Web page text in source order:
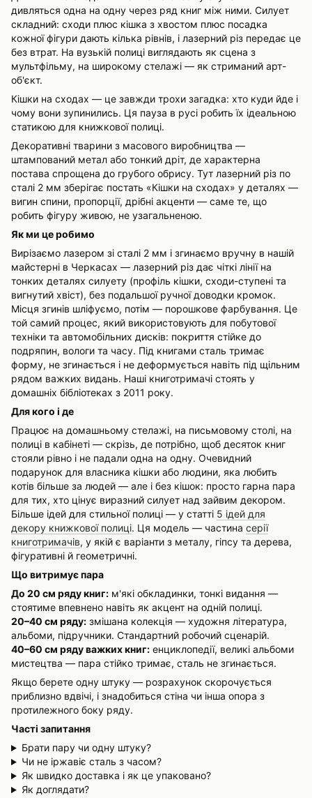
дивляться одна на одну через ряд книг між ними. Силует
складний: сходи плюс кішка з хвостом плюс посадка
кожної фігури дають кілька рівнів, і лазерний різ передає це
без втрат. На вузькій полиці виглядають як сцена з
мультфільму, на широкому стелажі — як стриманий арт-
об'єкт.
Кішки на сходах — це завжди трохи загадка: хто куди йде і
чому вони зупинились. Ця пауза в русі робить їх ідеальною
статикою для книжкової полиці.
Декоративні тварини з масового виробництва —
штампований метал або тонкий дріт, де характерна
постава спрощена до грубого обрису. Тут лазерний різ по
сталі 2 мм зберігає постать «Кішки на сходах» у деталях —
вигин спини, пропорції, дрібні акценти — саме те, що
робить фігуру живою, не узагальненою.
Як ми це робимо
Вирізаємо лазером зі сталі 2 мм і згинаємо вручну в нашій
майстерні в Черкасах — лазерний різ дає чіткі лінії на
тонких деталях силуету (профіль кішки, сходи-ступені та
вигнутий хвіст), без подальшої ручної доводки кромок.
Місця згинів шліфуємо, потім — порошкове фарбування. Це
той самий процес, який використовують для побутової
техніки та автомобільних дисків: покриття стійке до
подряпин, вологи та часу. Під книгами сталь тримає
форму, не згинається і не деформується навіть під щільним
рядом важких видань. Наші книготримачі стоять у
домашніх бібліотеках з 2011 року.
Для кого і де
Працює на домашньому стелажі, на письмовому столі, на
полиці в кабінеті — скрізь, де потрібно, щоб десяток книг
стояли рівно і не падали одна на одну. Очевидний
подарунок для власника кішки або людини, яка любить
котів більше за людей — але і без кішок: просто гарна пара
для тих, хто цінує виразний силует над зайвим декором.
Більше ідей для стильної полиці — у статті 5 ідей для
декору книжкової полиці. Ця модель — частина серії
книготримачів, у якій є варіанти з металу, гіпсу та дерева,
фігуративні й геометричні.
Що витримує пара
До 20 см ряду книг: м'які обкладинки, тонкі видання —
стоятиме впевнено навіть як акцент на одній полиці.
20–40 см ряду: змішана колекція — художня література,
альбоми, підручники. Стандартний робочий сценарій.
40–60 см ряду важких книг: енциклопедії, великі альбоми
мистецтва — пара стійко тримає, сталь не згинається.
Якщо берете одну штуку — розрахунок скорочується
приблизно вдвічі, і знадобиться стіна чи інша опора з
протилежного боку ряду.
Часті запитання
Брати пару чи одну штуку?
Чи не іржавіє сталь з часом?
Як швидко доставка і як це упаковано?
Як доглядати?